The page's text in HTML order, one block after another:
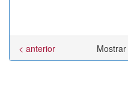
< anterior